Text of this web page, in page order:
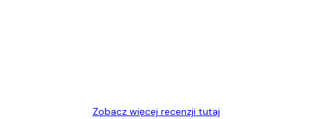
Zobacz więcej recenzji tutaj